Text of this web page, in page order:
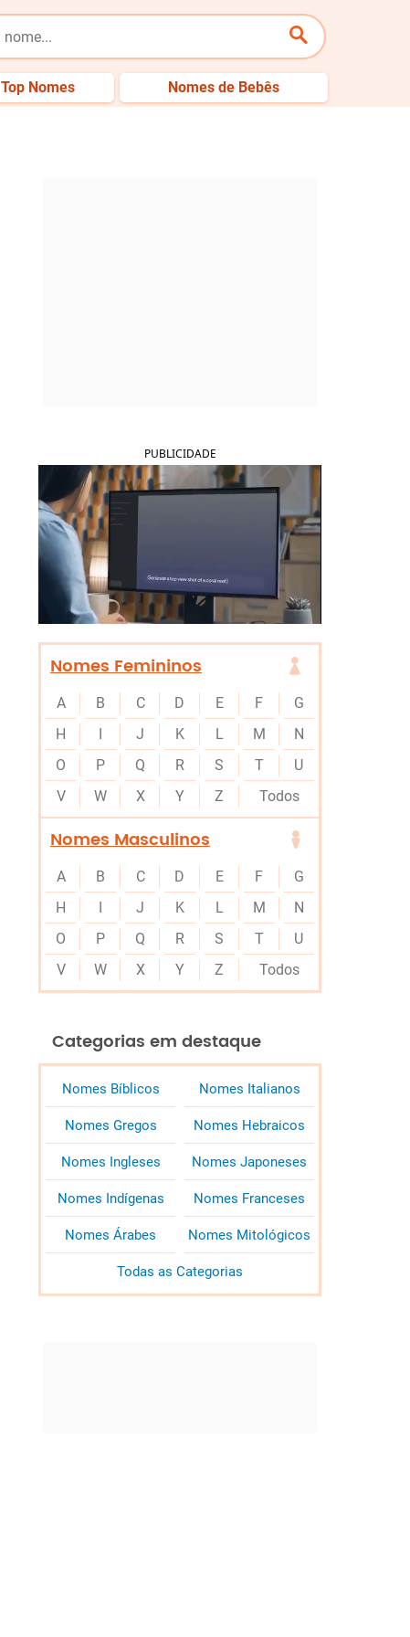
Top Nomes Nomes de Bebês
PUBLICIDADE
Nomes Femininos
A B C D E F
G
H
I J K L M
N
O
P Q R S T
U
V
W X Y Z Todos
Nomes Masculinos
A B C D E F
G
H
I J K L M
N
O
P Q R S T
U
V
W X Y Z Todos
Categorias em destaque
Nomes Bíblicos Nomes Italianos
Nomes Gregos Nomes Hebraicos
Nomes Ingleses Nomes Japoneses
Nomes Indígenas Nomes Franceses
Nomes Árabes Nomes Mitológicos
Todas as Categorias